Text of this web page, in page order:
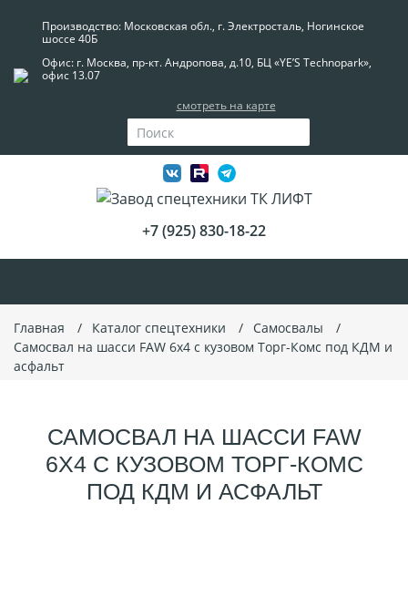
Производство: Московская обл., г. Электросталь, Ногинское
шоссе 40Б
Офис: г. Москва, пр-кт. Андропова, д.10, БЦ «YE’S Technopark»,
офис 13.07
смотреть на карте
+7 (925) 830-18-22
Главная Каталог спецтехники
Самосвалы
Самосвал на шасси FAW 6x4 с кузовом Торг-Комс под КДМ и
асфальт
САМОСВАЛ НА ШАССИ FAW
6X4 С КУЗОВОМ ТОРГ-КОМС
ПОД КДМ И АСФАЛЬТ